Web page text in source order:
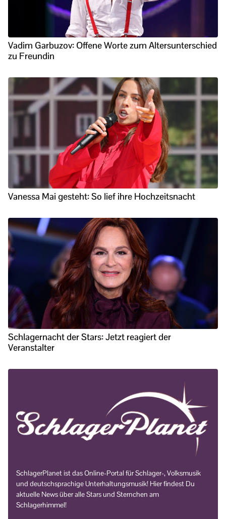
Vadim Garbuzov: Offene Worte zum Altersunterschied
zu Freundin
Vanessa Mai gesteht: So lief ihre Hochzeitsnacht
Schlagernacht der Stars: Jetzt reagiert der
Veranstalter
SchlagerPlanet ist das Online-Portal für Schlager-, Volksmusik
und deutschsprachige Unterhaltungsmusik! Hier findest Du
aktuelle News über alle Stars und Sternchen am
Schlagerhimmel!